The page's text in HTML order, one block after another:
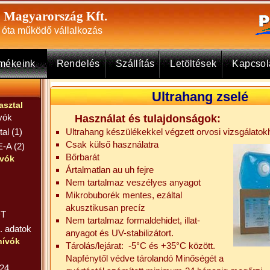
Magyarország Kft.
működő vállalkozás
Rendelés Szállítás Letöltések
Ultrahang zselé
Használat és tulajdonságok:
Ultrahang készülékekkel végzett orvosi
Csak külső használatra
Bőrbarát
Ártalmatlan au uh fejre
Nem tartalmaz veszélyes anyagot
Mikrobuborék mentes, ezáltal
akusztikusan precíz
Nem tartalmaz formaldehidet, illat-
anyagot és UV-stabilizátort.
Tárolás/lejárat: -5°C és +35°C között.
Napfénytől védve tárolandó Minőségét a
(1)
A (2)
adatok